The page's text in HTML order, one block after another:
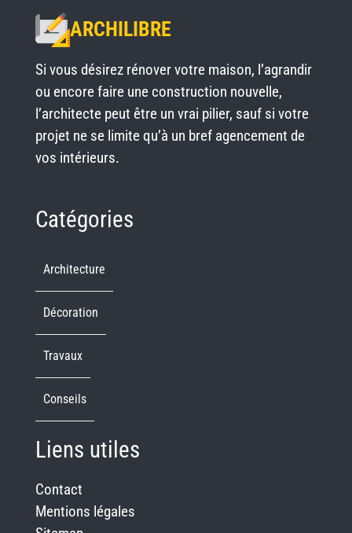
ARCHILIBRE
Si vous désirez rénover votre maison, l’agrandir
ou encore faire une construction nouvelle,
l’architecte peut être un vrai pilier, sauf si votre
projet ne se limite qu’à un bref agencement de
vos intérieurs.
Catégories
Architecture
Décoration
Travaux
Conseils
Liens utiles
Contact
Mentions légales